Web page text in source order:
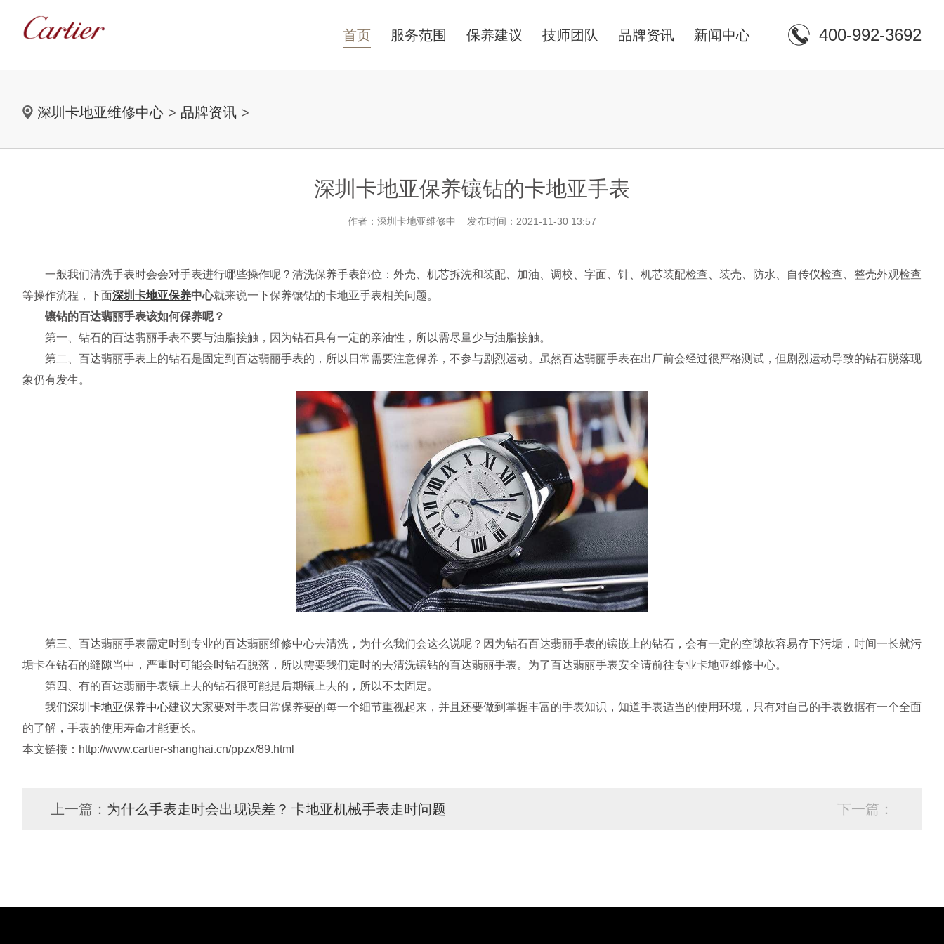
首页 服务范围 保养建议 技师团队 品牌资讯 新闻中心 400-992-3692
深圳卡地亚维修中心 > 品牌资讯 >
深圳卡地亚保养镶钻的卡地亚手表
作者：深圳卡地亚维修中 发布时间：2021-11-30 13:57
一般我们清洗手表时会会对手表进行哪些操作呢？清洗保养手表部位：外壳、机芯拆洗和装配、加油、调校、字面、针、机芯装配检查、装壳、防水、自传仪检查、整壳外观检查
等操作流程，下面深圳卡地亚保养中心就来说一下保养镶钻的卡地亚手表相关问题。
镶钻的百达翡丽手表该如何保养呢？
第一、钻石的百达翡丽手表不要与油脂接触，因为钻石具有一定的亲油性，所以需尽量少与油脂接触。
第二、百达翡丽手表上的钻石是固定到百达翡丽手表的，所以日常需要注意保养，不参与剧烈运动。虽然百达翡丽手表在出厂前会经过很严格测试，但剧烈运动导致的钻石脱落现
象仍有发生。
第三、百达翡丽手表需定时到专业的百达翡丽维修中心去清洗，为什么我们会这么说呢？因为钻石百达翡丽手表的镶嵌上的钻石，会有一定的空隙故容易存下污垢，时间一长就污
垢卡在钻石的缝隙当中，严重时可能会时钻石脱落，所以需要我们定时的去清洗镶钻的百达翡丽手表。为了百达翡丽手表安全请前往专业卡地亚维修中心。
第四、有的百达翡丽手表镶上去的钻石很可能是后期镶上去的，所以不太固定。
我们深圳卡地亚保养中心建议大家要对手表日常保养要的每一个细节重视起来，并且还要做到掌握丰富的手表知识，知道手表适当的使用环境，只有对自己的手表数据有一个全面
的了解，手表的使用寿命才能更长。
本文链接：http://www.cartier-shanghai.cn/ppzx/89.html
上一篇： 为什么手表走时会出现误差？ 下一篇：
卡地亚机械手表走时问题